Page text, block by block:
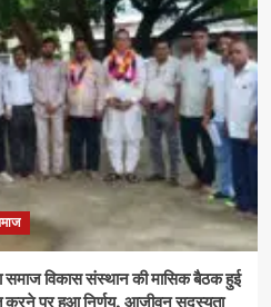
समाज विकास संस्थान की मासिक बैठक हुई